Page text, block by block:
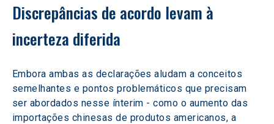
Discrepâncias de acordo levam à
incerteza diferida
Embora ambas as declarações aludam a conceitos
semelhantes e pontos problemáticos que precisam
ser abordados nesse ínterim - como o aumento das
importações chinesas de produtos americanos, a